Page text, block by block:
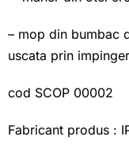
– mop din bumbac
uscata prin
cod SCOP 00002
Fabricant produs :